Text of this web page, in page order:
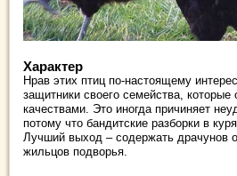
Характер
Нрав этих птиц по-настоящему
защитники своего семейства,
качествами. Это иногда причиняет
потому что бандитские разборки в
Лучший выход – содержать драчунов
жильцов подворья.